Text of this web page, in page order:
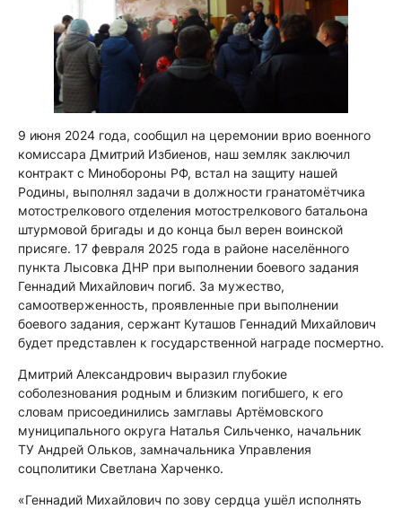
9 июня 2024 года, сообщил на церемонии врио военного
комиссара Дмитрий Избиенов, наш земляк заключил
контракт с Минобороны РФ, встал на защиту нашей
Родины, выполнял задачи в должности гранатомётчика
мотострелкового отделения мотострелкового батальона
штурмовой бригады и до конца был верен воинской
присяге. 17 февраля 2025 года в районе населённого
пункта Лысовка ДНР при выполнении боевого задания
Геннадий Михайлович погиб. За мужество,
самоотверженность, проявленные при выполнении
боевого задания, сержант Куташов Геннадий Михайлович
будет представлен к государственной награде посмертно.
Дмитрий Александрович выразил глубокие
соболезнования родным и близким погибшего, к его
словам присоединились замглавы Артёмовского
муниципального округа Наталья Сильченко, начальник
ТУ Андрей Ольков, замначальника Управления
соцполитики Светлана Харченко.
«Геннадий Михайлович по зову сердца ушёл исполнять